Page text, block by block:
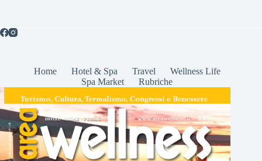
Home Hotel & Spa Travel
Wellness Life
Spa Market
Rubriche